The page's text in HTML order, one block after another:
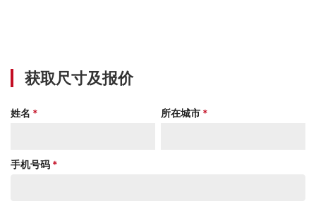
获取尺寸及报价
姓名 * 所在城市 *
手机号码 *